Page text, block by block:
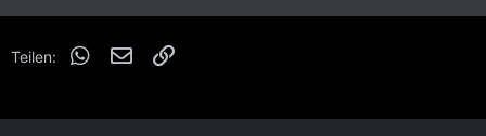
Teilen: WhatsApp
E-Mail